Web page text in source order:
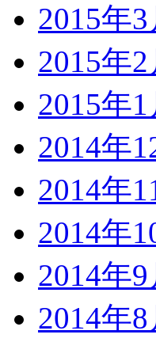
2015年3
2015年2
2015年1
2014年
2014年
2014年
2014年9
2014年8